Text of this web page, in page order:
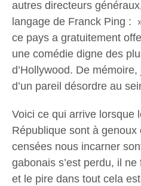
autres directeurs
langage de Franck Ping :
ce pays a gratuitement
une comédie digne des
d’Hollywood. De
d’un pareil désordre au
Voici ce qui arrive lorsque
République sont à
censées nous incarner
gabonais s’est perdu, il
et le pire dans tout cela